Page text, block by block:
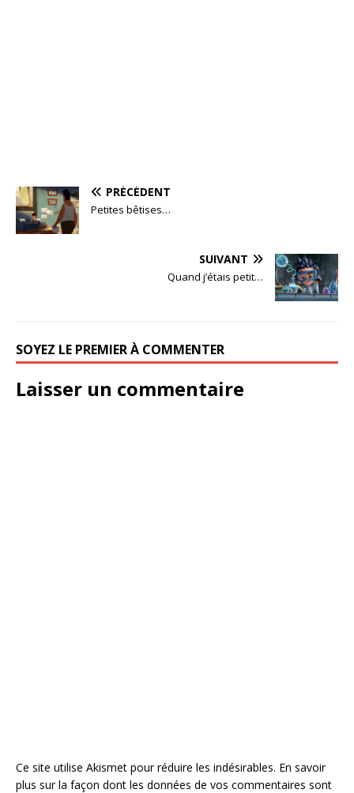
PRÉCÉDENT
Petites bêtises…
SUIVANT
Quand j’étais petit…
SOYEZ LE PREMIER À COMMENTER
Laisser un commentaire
Ce site utilise Akismet pour réduire les indésirables. En savoir
plus sur la façon dont les données de vos commentaires sont